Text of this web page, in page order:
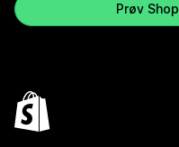
Prøv